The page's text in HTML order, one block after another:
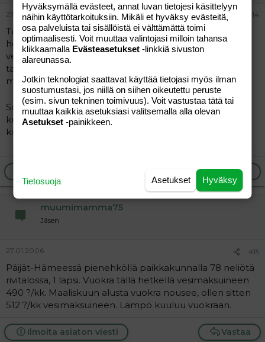
27.01.2006 #14
Tampere: 3h+k+sauna 74m2 uusi kerrostaloasunto, 4
henkeä; joista kaksi alle 3-v. lasta. Vuokra 605 ?
vesimaksuineen ja autokatoksineen. Vesilaskusta tulee
tasauslasku puolivuosittain, me varmaan joudutaan
maksamaan vielä lisää.
Sopiva on, vuokra halpa
muuttoa harkitaan sitten
kun laspet tarvitsevat omat huoneet lähempänä
kouluikää.
Vastaa
muumimamma75
Jäsen
27.01.2006 #15
Päijät-Hämeessä pienehköllä paikkakunnalla 78 neliötä
rivitalossa, 1 lapsi. Vuokra tällä hetkellä vesimaksuineen
490 ?/kk. Maaliskuun alusta vuokra nousee, ollen sitten
512 ?/kk vesimaksuineen. Lämpö kuuluu vuokraan.
Vastaa
Ilmoita asiaton viesti
Hyväksymällä evästeet, annat luvan tietojesi käsittelyyn
näihin käyttötarkoituksiin. Mikäli et hyväksy evästeitä,
osa palveluista tai sisällöistä ei välttämättä toimi
optimaalisesti. Voit muuttaa valintojasi milloin tahansa
klikkaamalla Evästeasetukset -linkkiä sivuston
alareunassa.
Jotkin teknologiat saattavat käyttää tietojasi myös ilman
suostumustasi, jos niillä on siihen oikeutettu peruste
(esim. sivun tekninen toimivuus). Voit vastustaa tätä tai
muuttaa kaikkia asetuksiasi valitsemalla alla olevan
Asetukset -painikkeen.
Hyväksy
Asetukset
Tietosuoja